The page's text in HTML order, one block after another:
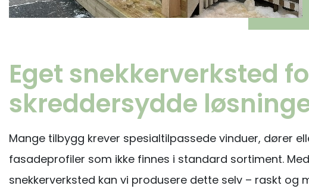
Eget snekkerverksted
skreddersydde
Mange tilbygg krever spesialtilpassede vinduer, dører
fasadeprofiler som ikke finnes i standard sortiment.
snekkerverksted kan vi produsere dette selv – raskt og